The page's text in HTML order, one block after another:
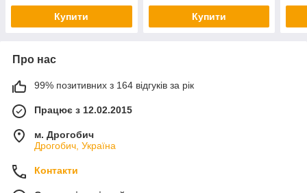
Купити Купити
Про нас
99% позитивних з 164 відгуків за рік
Працює з 12.02.2015
м. Дрогобич
Дрогобич, Україна
Контакти